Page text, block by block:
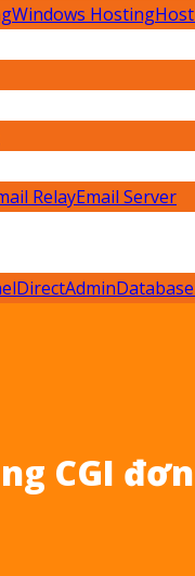
Windows Hosting
RelayEmail Server
DirectAdminDatabase
CGI